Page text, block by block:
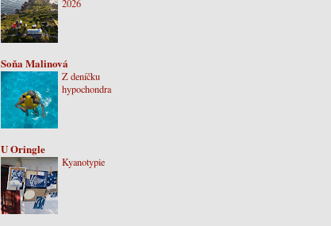
2026
Soňa Malinová
Z deníčku
hypochondra
U Oringle
Kyanotypie